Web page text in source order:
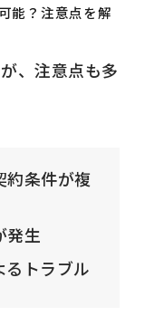
能？注意点を解
、注意点も多
約条件が複
発生
るトラブル